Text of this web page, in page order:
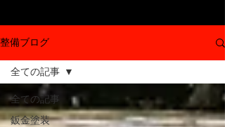
整備ブログ
全ての記事
鈑金塗装
全ての記事